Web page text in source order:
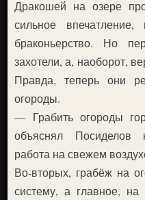
Дракошей на озере
сильное
браконьерство. Но
захотели, а, наоборот,
Правда, теперь они
огороды.
— Грабить огороды
объяснял
работа на свежем
Во-вторых, грабёж на
систему, а главное, на